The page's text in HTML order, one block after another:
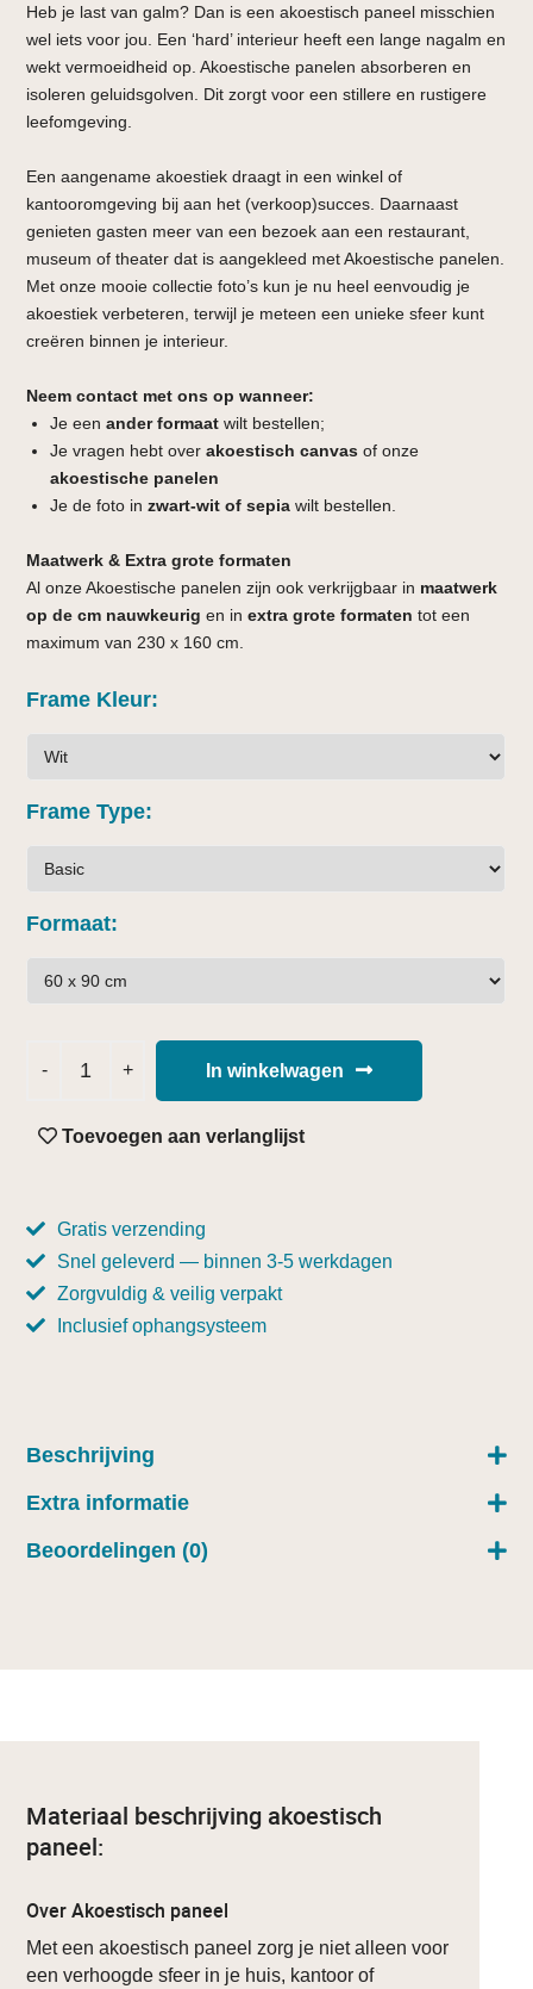
Heb je last van galm? Dan is een akoestisch paneel misschien
wel iets voor jou. Een ‘hard’ interieur heeft een lange nagalm en
wekt vermoeidheid op. Akoestische panelen absorberen en
isoleren geluidsgolven. Dit zorgt voor een stillere en rustigere
leefomgeving.
Een aangename akoestiek draagt in een winkel of
kantooromgeving bij aan het (verkoop)succes. Daarnaast
genieten gasten meer van een bezoek aan een restaurant,
museum of theater dat is aangekleed met Akoestische panelen.
Met onze mooie collectie foto’s kun je nu heel eenvoudig je
akoestiek verbeteren, terwijl je meteen een unieke sfeer kunt
creëren binnen je interieur.
Neem contact met ons op wanneer:
Je eenander formaat wilt bestellen;
Je vragen hebt overakoestisch canvas of onze
akoestische panelen
Je de foto inzwart-wit of sepiawilt bestellen.
Maatwerk & Extra grote formaten
Al onze Akoestische panelen zijn ook verkrijgbaar in maatwerk
op de cm nauwkeurig en inextra grote formatentot een
maximum van 230 x 160 cm.
Frame Kleur
Frame Type
Formaat
In winkelwagen
Toevoegen aan verlanglijst
Gratis verzending
Snel geleverd — binnen 3-5 werkdagen
Zorgvuldig & veilig verpakt
Inclusief ophangsysteem
Beschrijving
Extra informatie
Beoordelingen (0)
Materiaal beschrijving akoestisch
paneel:
Over Akoestisch paneel
Met een akoestisch paneel zorg je niet alleen voor
een verhoogde sfeer in je huis, kantoor of